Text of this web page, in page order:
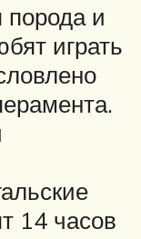
порода и
играть
14 часов